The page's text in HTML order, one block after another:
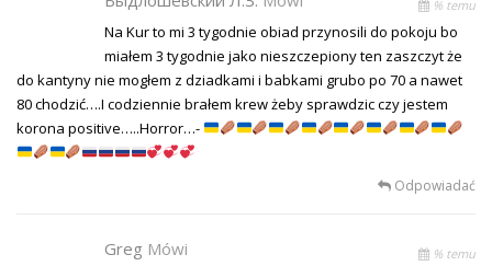
% temu
Na Kur to mi 3 tygodnie obiad przynosili do pokoju bo
miałem 3 tygodnie jako nieszczepiony ten zaszczyt że
do kantyny nie mogłem z dziadkami i babkami grubo po 70 a nawet
80 chodzić….I codziennie brałem krew żeby sprawdzic czy jestem
korona positive…..Horror…-
Odpowiadać
Greg Mówi % temu